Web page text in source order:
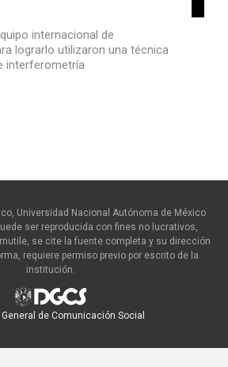
internacional de
lograrlo utilizaron una técnica
interferometría
Universidad Nacional Autónoma de México
ser reproducida con fines no lucrativos,
se cite la fuente completa y su dirección
requiere permiso previo por escrito de la
institución.
de Comunicación Social